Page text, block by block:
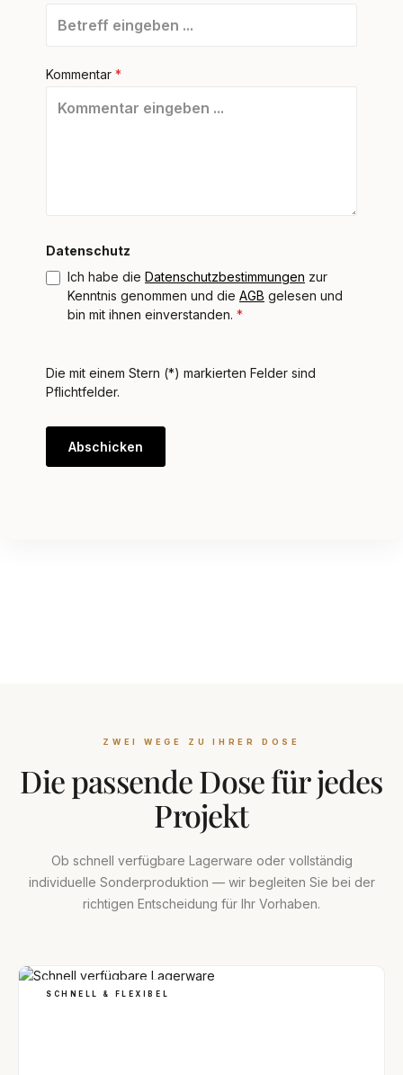
Kommentar *
Datenschutz
Ich habe die Datenschutzbestimmungen zur
Kenntnis genommen und die AGB gelesen und
bin mit ihnen einverstanden. *
Die mit einem Stern (*) markierten Felder sind
Pflichtfelder.
Abschicken
ZWEI WEGE ZU IHRER DOSE
Die passende Dose für jedes
Projekt
Ob schnell verfügbare Lagerware oder vollständig
individuelle Sonderproduktion — wir begleiten Sie bei der
richtigen Entscheidung für Ihr Vorhaben.
SCHNELL & FLEXIBEL